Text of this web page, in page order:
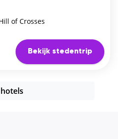
of Crosses
Bekijk stedentrip